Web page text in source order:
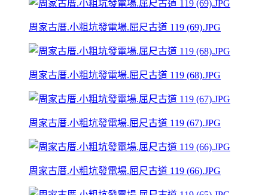
周家古厝.小粗坑發電場.屈尺古道 119 (69).JPG
周家古厝.小粗坑發電場.屈尺古道 119 (68).JPG
周家古厝.小粗坑發電場.屈尺古道 119 (67).JPG
周家古厝.小粗坑發電場.屈尺古道 119 (66).JPG